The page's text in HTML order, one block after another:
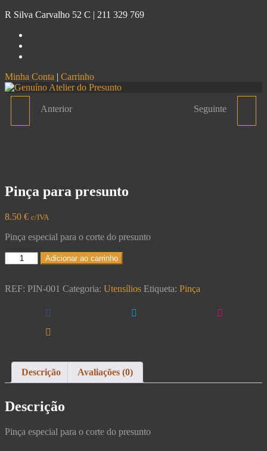
R Silva Carvalho 52 C | 211 329 769
Minha Conta | Carrinho
Atelier do PresuntoCONJUNTO DE
Anterior PRESUNTO SEÑORÍO DE
Seguinte
Pinça para presunto
8.50 € c/IVA
Pinça especial para o corte do presunto
Adicionar ao carrinho
REF: PIN-001 Categoria: Utensílios Etiqueta: Pinça
Descrição Avaliações (0)
Descrição
Pinça especial para o corte do presunto